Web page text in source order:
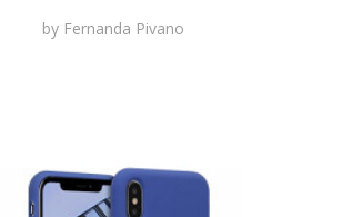
by Fernanda Pivano